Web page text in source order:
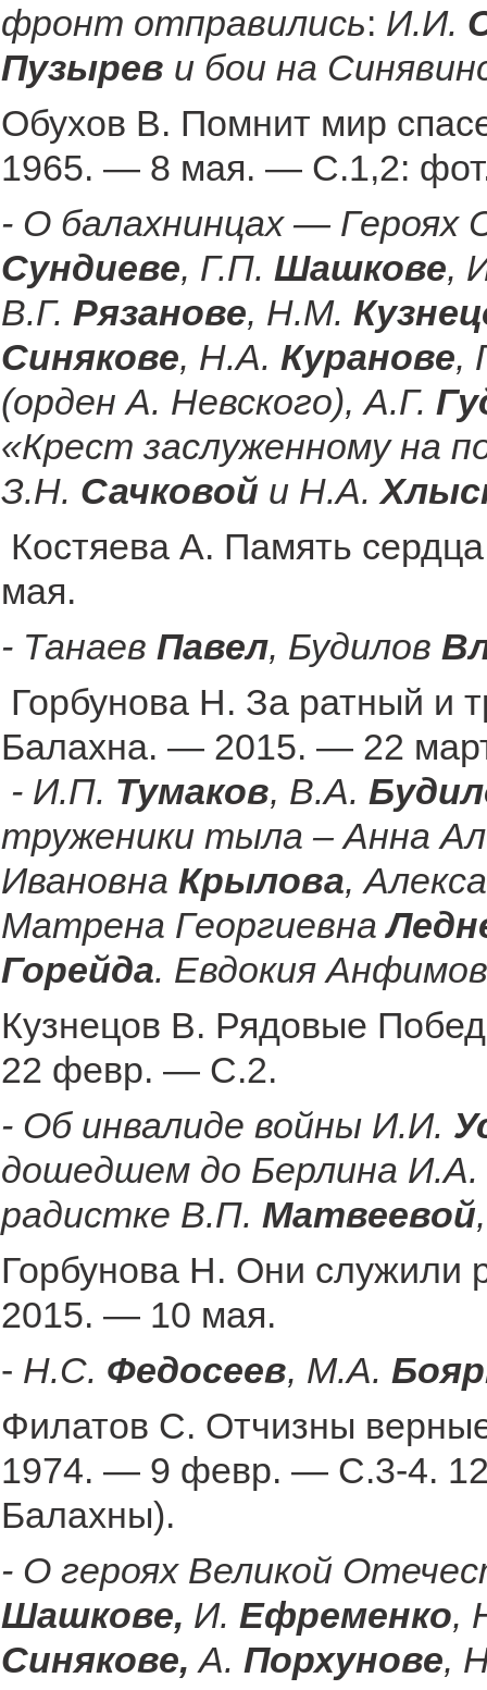
фронт отправились: И.И.
Пузырев и бои на
Обухов В. Помнит мир
1965. — 8 мая. — С.1,2:
- О балахнинцах — Героях
Сундиеве, Г.П. Шашкове,
В.Г. Рязанове, Н.М.
Синякове, Н.А. Куранове,
(орден А. Невского), А.Г.
«Крест заслуженному на
З.Н. Сачковой и Н.А.
Костяева А. Память
мая.
- Танаев Павел, Будилов
Горбунова Н. За ратный и
Балахна. — 2015. — 22
- И.П. Тумаков, В.А.
труженики тыла – Анна
Ивановна Крылова,
Матрена Георгиевна
Горейда. Евдокия
Кузнецов В. Рядовые
22 февр. — С.2.
- Об инвалиде войны И.И.
дошедшем до Берлина И.А.
радистке В.П. Матвеевой
Горбунова Н. Они служили
2015. — 10 мая.
- Н.С. Федосеев, М.А.
Филатов С. Отчизны
1974. — 9 февр. — С.3-4.
Балахны).
- О героях Великой
Шашкове, И. Ефременко,
Синякове, А. Порхунове,